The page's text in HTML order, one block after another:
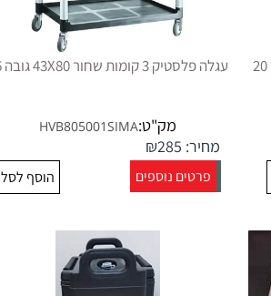
משטח 3 קערות נירוסטה לתצוגה קוטר כדור 20
עגלה פלסטיק 3 קומות שחור 43X80 גובה 96
מק"ט:HVB805001SIMA
מחיר: ₪285
פרטים נוספים הוסף לסל